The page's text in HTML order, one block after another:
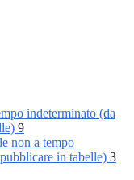
indeterminato (da
9
non a tempo
in tabelle) 3